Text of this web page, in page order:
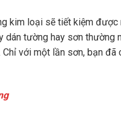
kim loại sẽ tiết kiệm được
dán tường hay sơn thường
với một lần sơn, bạn đã